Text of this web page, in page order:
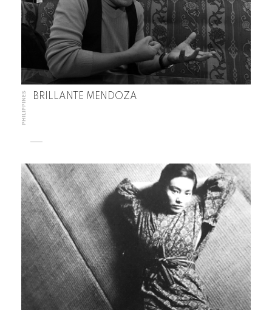
PHILIPPINES BRILLANTE MENDOZA